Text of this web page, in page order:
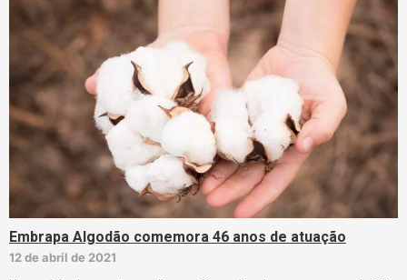
Embrapa Algodão comemora 46 anos de atuação
12 de abril de 2021